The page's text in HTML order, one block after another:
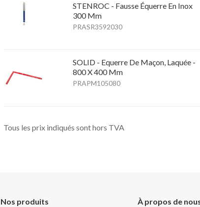
STENROC - Fausse Équerre En Inox
300 Mm
PRASR3592030
SOLID - Equerre De Maçon, Laquée -
800 X 400 Mm
PRAPM105080
Tous les prix indiqués sont hors TVA
Nos produits
À propos de